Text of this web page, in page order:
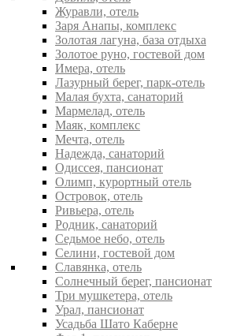
Журавли, отель
Заря Анапы, комплекс
Золотая лагуна, база отдыха
Золотое руно, гостевой дом
Имера, отель
Лазурный берег, парк-отель
Малая бухта, санаторий
Мармелад, отель
Маяк, комплекс
Мечта, отель
Надежда, санаторий
Одиссея, пансионат
Олимп, курортный отель
Островок, отель
Ривьера, отель
Родник, санаторий
Седьмое небо, отель
Селини, гостевой дом
Славянка, отель
Солнечный берег, пансионат
Три мушкетера, отель
Урал, пансионат
Усадьба Шато Каберне